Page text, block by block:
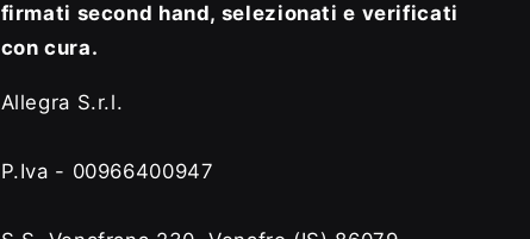
firmati second hand, selezionati e verificati
con cura.
Allegra S.r.l.
P.Iva - 00966400947